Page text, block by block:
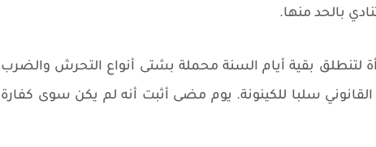
بالحد منها.
لتنطلق بقية أيام السنة محملة بشتى أنواع التحرش والضرب
القانوني سلبا للكينونة. يوم مضى أثبت أنه لم يكن سوى كفارة